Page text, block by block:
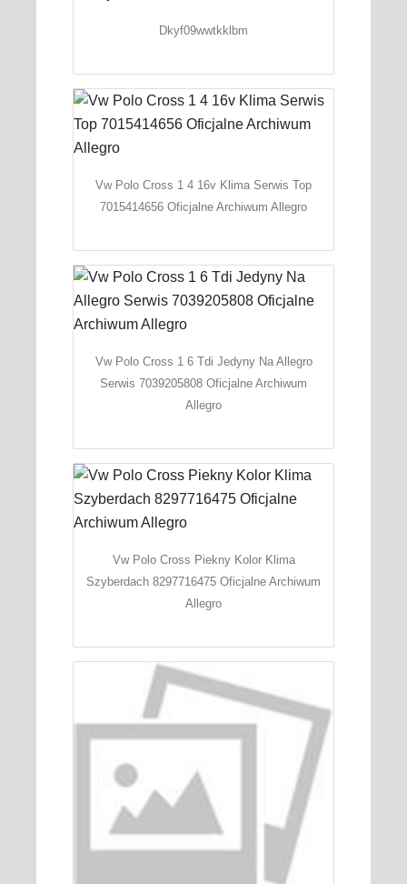
Dkyf09wwtkklbm
Vw Polo Cross 1 4 16v Klima Serwis Top
7015414656 Oficjalne Archiwum Allegro
Vw Polo Cross 1 6 Tdi Jedyny Na Allegro
Serwis 7039205808 Oficjalne Archiwum
Allegro
Vw Polo Cross Piekny Kolor Klima
Szyberdach 8297716475 Oficjalne Archiwum
Allegro